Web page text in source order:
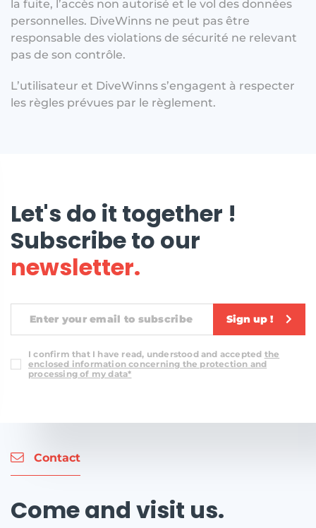
la fuite, l’accès non autorisé et le vol des données
personnelles. DiveWinns ne peut pas être
responsable des violations de sécurité ne relevant
pas de son contrôle.
L’utilisateur et DiveWinns s’engagent à respecter
les règles prévues par le règlement.
Let's do it together !
Subscribe to our
newsletter.
Sign up !
I confirm that I have read, understood and accepted the
enclosed information concerning the protection and
processing of my data*
Contact
Come and visit us.